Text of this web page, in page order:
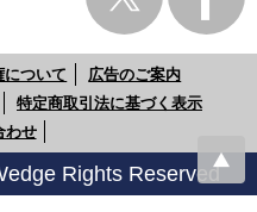
について
広告のご案内
特定商取引法に基づく表示
わせ
Rights Reserved